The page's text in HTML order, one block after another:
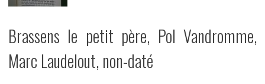
Brassens le petit père, Pol Vandromme,
Marc Laudelout, non-daté